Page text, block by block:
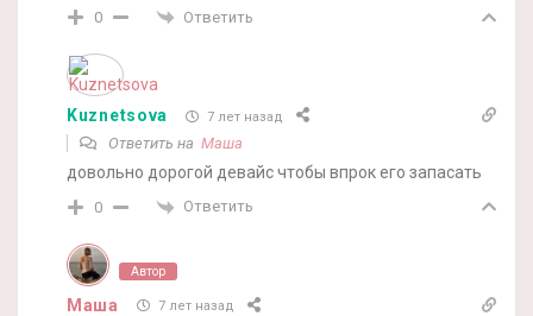
0 Ответить
Kuznetsova 7 лет назад
Ответить на Маша
довольно дорогой девайс чтобы впрок его запасать
0 Ответить
Автор
Маша 7 лет назад